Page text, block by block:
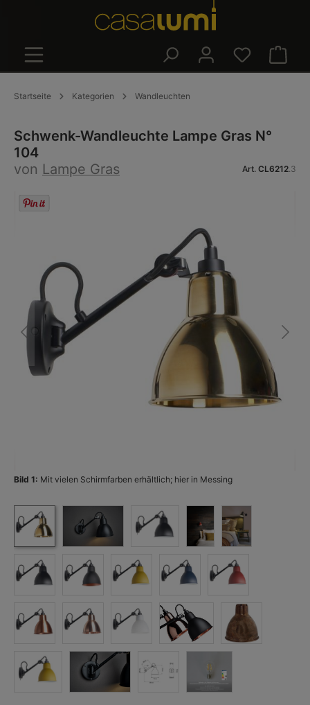
Startseite Kategorien Wandleuchten
Schwenk-Wandleuchte Lampe Gras N°
104
von Lampe Gras Art. CL6212.3
Bildergalerie überspringen
Bild 1: Mit vielen Schirmfarben erhältlich; hier in Messing